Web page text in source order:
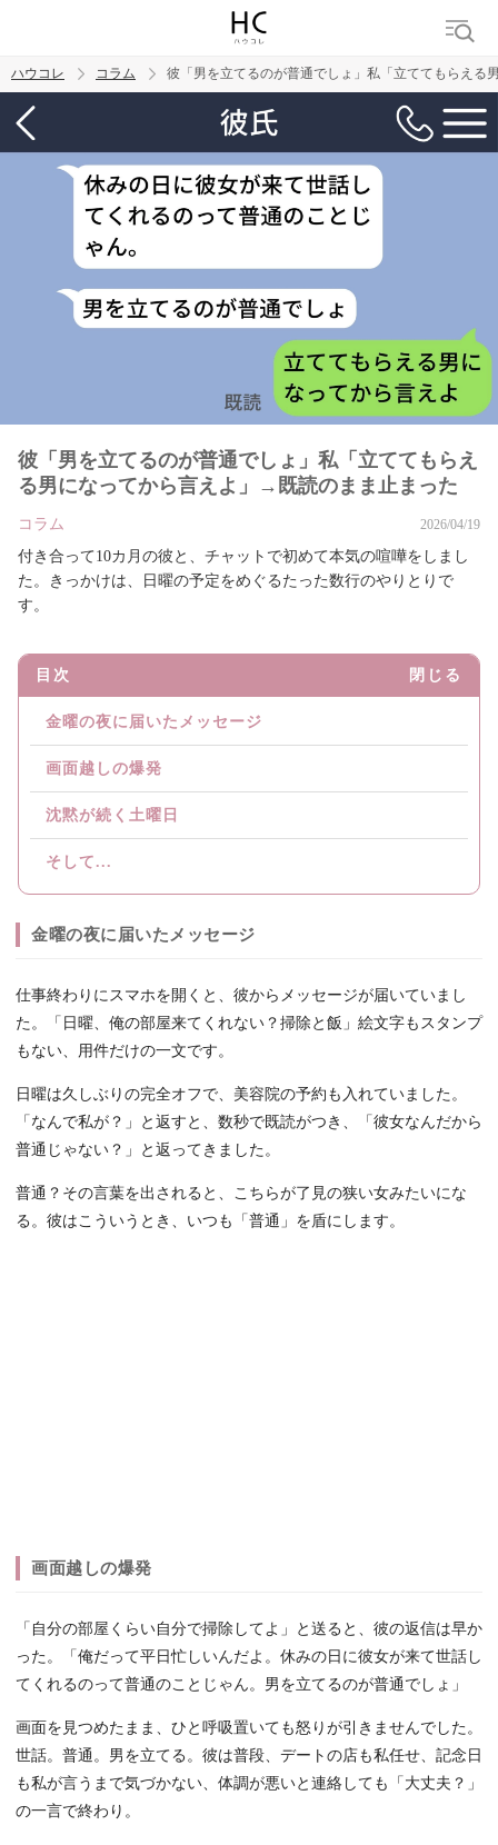
トレンド ワード
男ウケ NG行動 彼女 イイ女
ハウコレ コラム 彼「男を立てるのが普通でしょ」私「立ててもらえ
彼「男を立てるのが普通でしょ」私「立ててもらえ
る男になってから言えよ」→既読のまま止まった
コラム 2026/04/19
付き合って10カ月の彼と、チャットで初めて本気の喧嘩をしまし
た。きっかけは、日曜の予定をめぐるたった数行のやりとりで
す。
目次 閉じる
金曜の夜に届いたメッセージ
画面越しの爆発
沈黙が続く土曜日
そして...
金曜の夜に届いたメッセージ
仕事終わりにスマホを開くと、彼からメッセージが届いていまし
た。「日曜、俺の部屋来てくれない？掃除と飯」絵文字もスタンプ
もない、用件だけの一文です。
日曜は久しぶりの完全オフで、美容院の予約も入れていました。
「なんで私が？」と返すと、数秒で既読がつき、「彼女なんだから
普通じゃない？」と返ってきました。
普通？その言葉を出されると、こちらが了見の狭い女みたいにな
る。彼はこういうとき、いつも「普通」を盾にします。
画面越しの爆発
「自分の部屋くらい自分で掃除してよ」と送ると、彼の返信は早か
った。「俺だって平日忙しいんだよ。休みの日に彼女が来て世話し
てくれるのって普通のことじゃん。男を立てるのが普通でしょ」
画面を見つめたまま、ひと呼吸置いても怒りが引きませんでした。
世話。普通。男を立てる。彼は普段、デートの店も私任せ、記念日
も私が言うまで気づかない、体調が悪いと連絡しても「大丈夫？」
の一言で終わり。